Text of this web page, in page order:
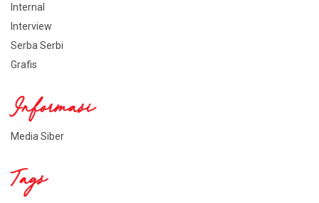
Internal
Interview
Serba Serbi
Grafis
Informasi
Media Siber
Tags